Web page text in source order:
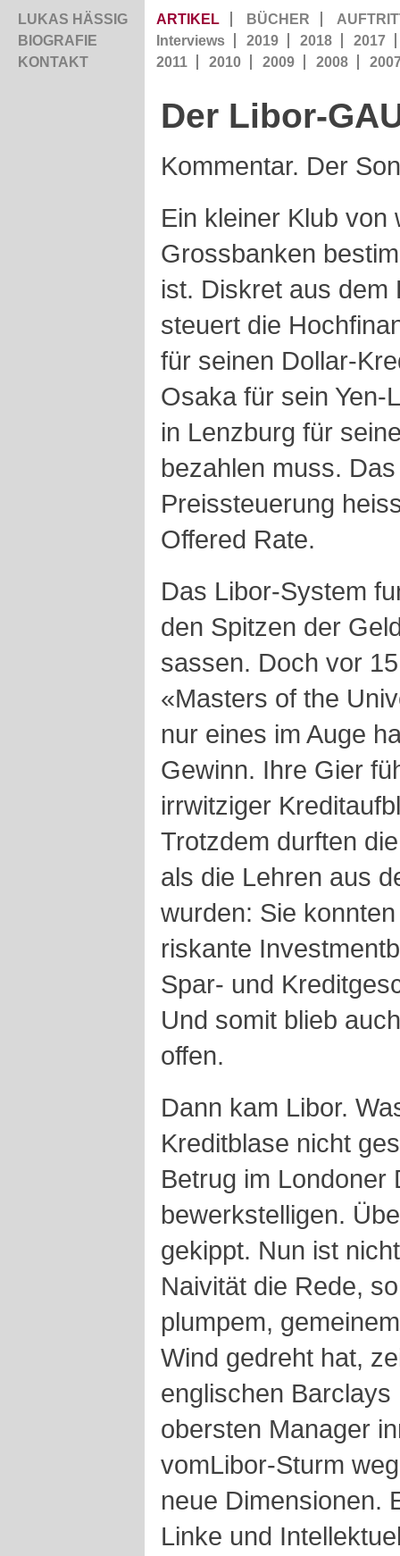
LUKAS HÄSSIG
BIOGRAFIE
KONTAKT
ARTIKEL BÜCHER
Interviews
2019 2018
2017
2011
2010 2009 2008
Der Libor-
Kommentar. Der
Ein kleiner Klub von
Grossbanken
ist. Diskret aus dem
steuert die
für seinen Dollar-
Osaka für sein Yen-
in Lenzburg für
bezahlen muss.
Preissteuerung
Offered Rate.
Das Libor-System
den Spitzen der
sassen. Doch vor
«Masters of the
nur eines im Auge
Gewinn. Ihre Gier
irrwitziger
Trotzdem durften
als die Lehren aus
wurden: Sie
riskante
Spar- und
Und somit blieb
offen.
Dann kam Libor.
Kreditblase nicht
Betrug im Londoner
bewerkstelligen.
gekippt. Nun ist
Naivität die Rede,
plumpem,
Wind gedreht hat,
englischen
obersten Manager
vomLibor-Sturm
neue Dimensionen.
Linke und